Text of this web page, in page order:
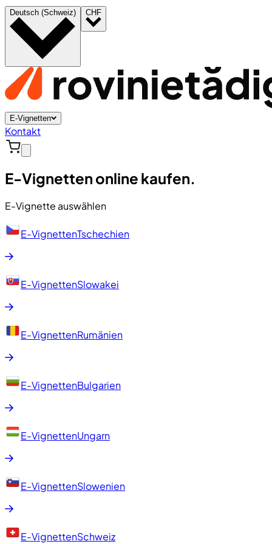
Deutsch (Schweiz) CHF
E-Vignetten
Kontakt
E-Vignetten online kaufen.
E-Vignette auswählen
E-VignettenTschechien
E-VignettenSlowakei
E-VignettenRumänien
E-VignettenBulgarien
E-VignettenUngarn
E-VignettenSlowenien
E-VignettenSchweiz